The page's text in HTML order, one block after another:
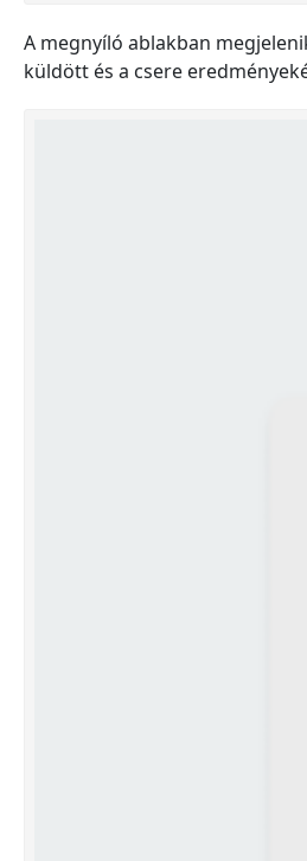
A megnyíló ablakban
küldött és a csere